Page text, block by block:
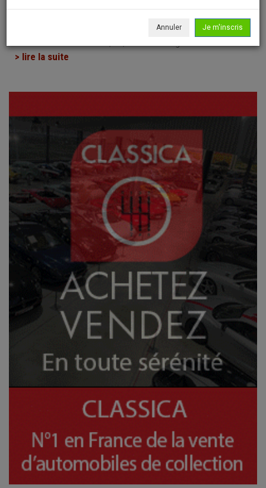
Vente aux enchères --- AUTOMOBILE DE COLLECTION ---
Dimanche 19 juillet 2026 à partir de 14:00
> lire la suite
Annuler Je m'inscris